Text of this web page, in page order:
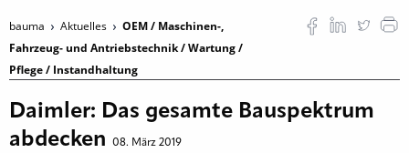
bauma Aktuelles
OEM / Maschinen-,
Fahrzeug- und Antriebstechnik / Wartung /
Pflege / Instandhaltung
Daimler: Das gesamte Bauspektrum
abdecken
08. März 2019